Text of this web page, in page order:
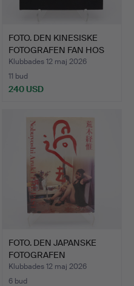
FOTO. DEN KINESISKE
FOTOGRAFEN FAN HOS
"HO…
Klubbades 12 maj 2026
11 bud
240 USD
FOTO. DEN JAPANSKE
FOTOGRAFEN
NOBUYOSHI AR…
Klubbades 12 maj 2026
6 bud